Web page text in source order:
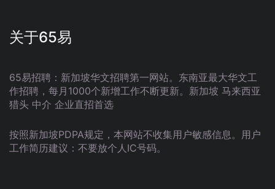
关于65易
65易招聘：新加坡华文招聘第一网站。东南亚最大华文工
作招聘，每月1000个新增工作不断更新。新加坡 马来西亚
猎头 中介 企业直招首选
按照新加坡PDPA规定，本网站不收集用户敏感信息。用户
工作简历建议：不要放个人IC号码。